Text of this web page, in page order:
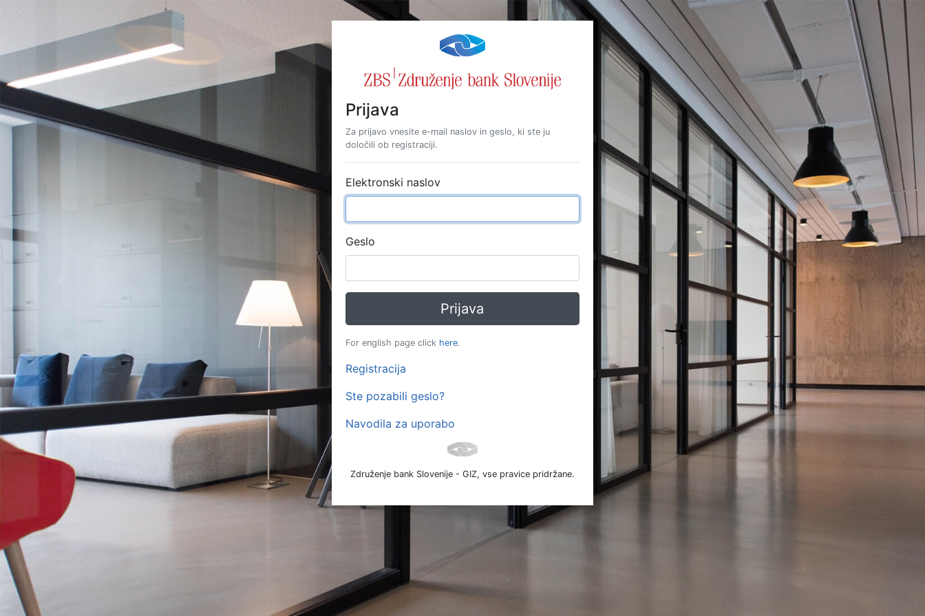
Prijava
Za prijavo vnesite e-mail naslov in geslo, ki ste ju
določili ob registraciji.
Elektronski naslov
Geslo
For english page click here.
Registracija
Ste pozabili geslo?
Navodila za uporabo
Združenje bank Slovenije - GIZ, vse pravice pridržane.